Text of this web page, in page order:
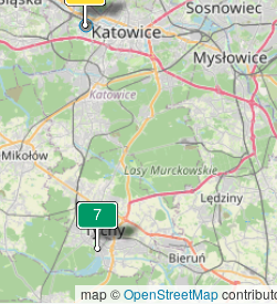
map ©OpenStreetMap